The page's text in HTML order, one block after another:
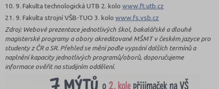
10. 9. Fakulta technologická UTB 2. kolowww.ft.utb.cz
21. 9. Fakulta strojní VŠB-TUO 3. kolowww.fs.vsb.cz
Zdroj: Webové prezentace jednotlivých škol, bakalářské a dlouhé
magisterské programy a obory akreditované MŠMT v českém jazyce pro
studenty z ČR a SR. Přehled se mění podle vypsání dalších termínů a
naplnění kapacity jednotlivých programů/oborů, doporučujeme
informace ověřit na studijním oddělení.